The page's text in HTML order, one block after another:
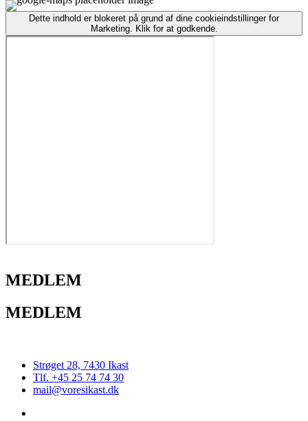
Dette indhold er blokeret på grund af dine cookieindstillinger for
Marketing. Klik for at godkende.
MEDLEM
MEDLEM
Strøget 28, 7430 Ikast
Tlf. +45 25 74 74 30
mail@voresikast.dk